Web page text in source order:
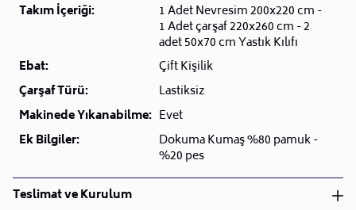
Takım İçeriği:
1 Adet Nevresim 200x220 cm -
1 Adet çarşaf 220x260 cm - 2
adet 50x70 cm Yastık Kılıfı
Ebat:
Çift Kişilik
Çarşaf Türü:
Lastiksiz
Makinede Yıkanabilme: Evet
Ek Bilgiler:
Dokuma Kumaş %80 pamuk -
%20 pes
Teslimat ve Kurulum